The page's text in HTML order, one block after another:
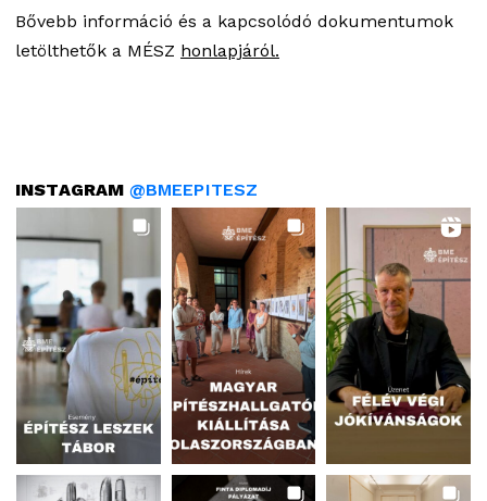
Bővebb információ és a kapcsolódó dokumentumok
letölthetők a MÉSZ honlapjáról.
INSTAGRAM @BMEEPITESZ